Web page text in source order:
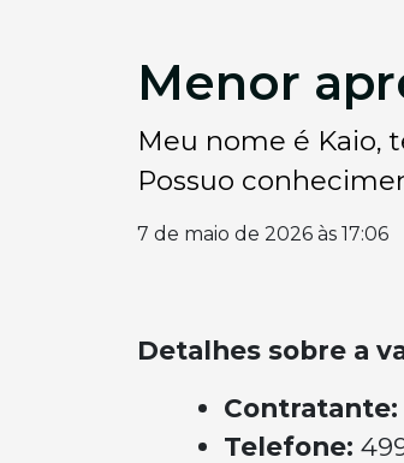
Menor
Meu nome é Kaio,
Possuo
7 de maio de 2026 às 17:06
Detalhes sobre a
Contratante:
Telefone: